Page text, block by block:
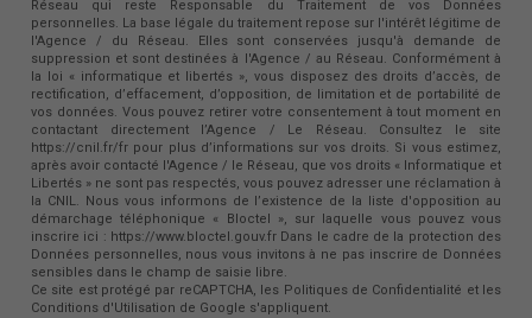
Réseau qui reste Responsable du Traitement de vos Données
personnelles. La base légale du traitement repose sur l'intérêt légitime de
l'Agence / du Réseau. Elles sont conservées jusqu'à demande de
suppression et sont destinées à l'Agence / au Réseau. Conformément à
la loi « informatique et libertés », vous disposez des droits d’accès, de
rectification, d’effacement, d’opposition, de limitation et de portabilité de
vos données. Vous pouvez retirer votre consentement à tout moment en
contactant directement l’Agence / Le Réseau. Consultez le site
https://cnil.fr/fr pour plus d’informations sur vos droits. Si vous estimez,
après avoir contacté l'Agence / le Réseau, que vos droits « Informatique et
Libertés » ne sont pas respectés, vous pouvez adresser une réclamation à
la CNIL. Nous vous informons de l’existence de la liste d'opposition au
démarchage téléphonique « Bloctel », sur laquelle vous pouvez vous
inscrire ici : https://www.bloctel.gouv.fr Dans le cadre de la protection des
Données personnelles, nous vous invitons à ne pas inscrire de Données
sensibles dans le champ de saisie libre.
Ce site est protégé par reCAPTCHA, les Politiques de Confidentialité et les
Conditions d'Utilisation de Google s'appliquent.